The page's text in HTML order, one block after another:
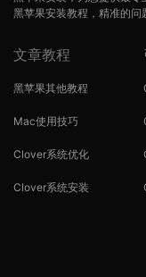
黑苹果安装教程，精准的
文章教程
黑苹果其他教程
Mac使用技巧
Clover系统优化
Clover系统安装